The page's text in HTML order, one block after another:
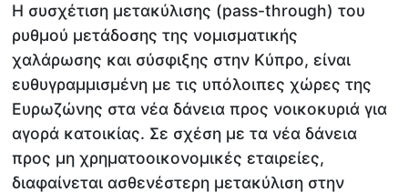
Η συσχέτιση μετακύλισης (pass-through) του
ρυθμού μετάδοσης της νομισματικής
χαλάρωσης και σύσφιξης στην Κύπρο, είναι
ευθυγραμμισμένη με τις υπόλοιπες χώρες της
Ευρωζώνης στα νέα δάνεια προς νοικοκυριά για
αγορά κατοικίας. Σε σχέση με τα νέα δάνεια
προς μη χρηματοοικονομικές εταιρείες,
διαφαίνεται ασθενέστερη μετακύλιση στην